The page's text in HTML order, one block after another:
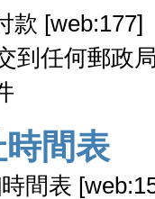
款 [web:177]
到任何郵政
間表
時間表